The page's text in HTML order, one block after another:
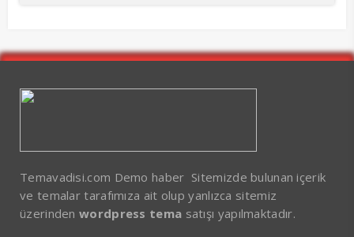
Temavadisi.com Demo haber Sitemizde bulunan içerik
ve temalar tarafımıza ait olup yanlızca sitemiz
üzerinden wordpress tema satışı yapılmaktadır.